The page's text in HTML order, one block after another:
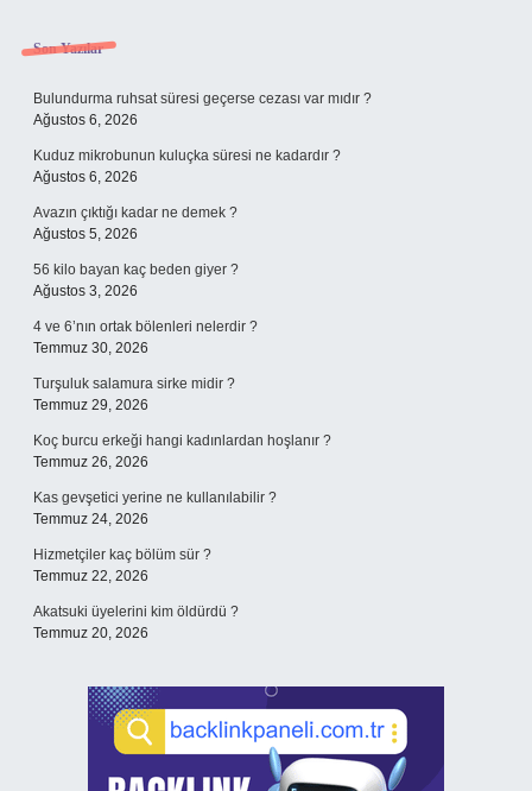
Sidebar
Son Yazılar
Bulundurma ruhsat süresi geçerse cezası var mıdır ?
Ağustos 6, 2026
Kuduz mikrobunun kuluçka süresi ne kadardır ?
Ağustos 6, 2026
Avazın çıktığı kadar ne demek ?
Ağustos 5, 2026
56 kilo bayan kaç beden giyer ?
Ağustos 3, 2026
4 ve 6’nın ortak bölenleri nelerdir ?
Temmuz 30, 2026
Turşuluk salamura sirke midir ?
Temmuz 29, 2026
Koç burcu erkeği hangi kadınlardan hoşlanır ?
Temmuz 26, 2026
Kas gevşetici yerine ne kullanılabilir ?
Temmuz 24, 2026
Hizmetçiler kaç bölüm sür ?
Temmuz 22, 2026
Akatsuki üyelerini kim öldürdü ?
Temmuz 20, 2026